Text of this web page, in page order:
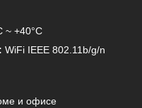
~ +40°C
WiFi IEEE 802.11b/g/n
и офисе